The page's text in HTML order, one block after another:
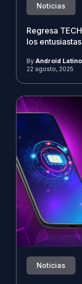
Noticias
Regresa
los
By Android Latino
22 agosto, 2025
Noticias